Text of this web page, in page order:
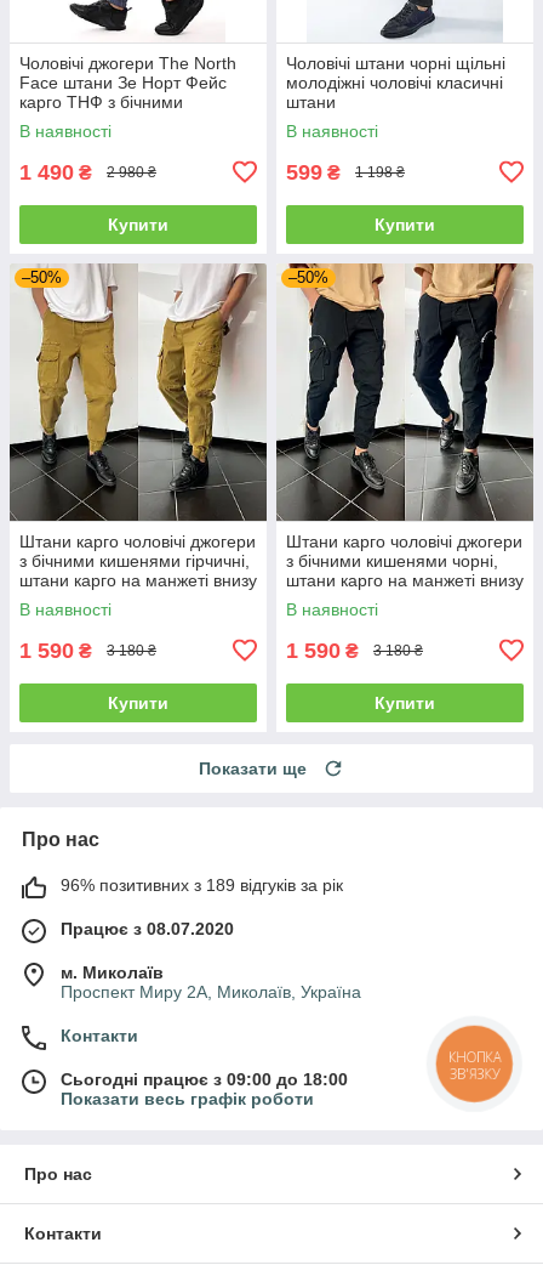
Чоловічі джогери The North
Face штани Зе Норт Фейс
карго ТНФ з бічними
кишенями
В наявності
1 490 ₴ 2 980 ₴
Купити
Чоловічі штани чорні щільні
молодіжні чоловічі класичні
штани
В наявності
599 ₴ 1 198 ₴
Купити
–50%
Штани карго чоловічі джогери
з бічними кишенями гірчичні,
штани карго на манжеті внизу
Туреччина
В наявності
1 590 ₴ 3 180 ₴
Купити
–50%
Штани карго чоловічі джогери
з бічними кишенями чорні,
штани карго на манжеті внизу
Туреччина
В наявності
1 590 ₴ 3 180 ₴
Купити
Показати ще
Про нас
96% позитивних з 189 відгуків за рік
Працює з 08.07.2020
м. Миколаїв
Проспект Миру 2А, Миколаїв, Україна
Контакти
Сьогодні працює з 09:00 до 18:00
Показати весь графік роботи
Про нас
Контакти
КНОПКА
ЗВ'ЯЗКУ